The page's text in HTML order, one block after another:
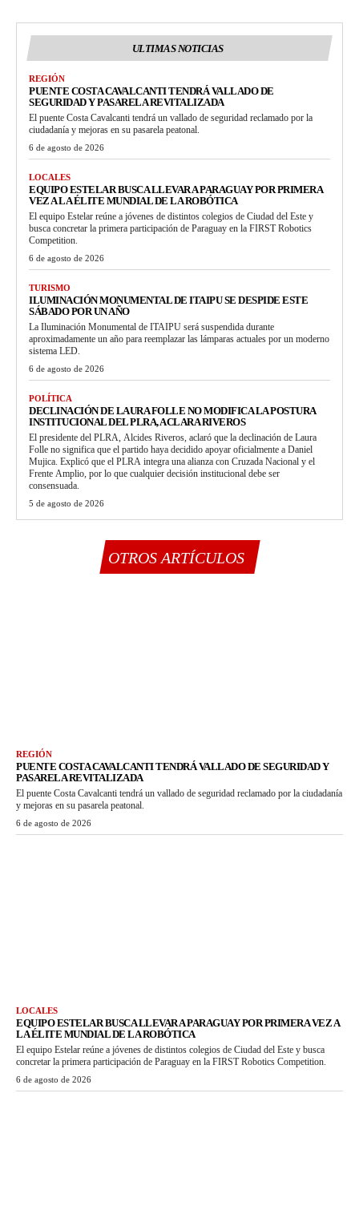
ULTIMAS NOTICIAS
REGIÓN
PUENTE COSTA CAVALCANTI TENDRÁ VALLADO DE
SEGURIDAD Y PASARELA REVITALIZADA
El puente Costa Cavalcanti tendrá un vallado de seguridad reclamado por la
ciudadanía y mejoras en su pasarela peatonal.
6 de agosto de 2026
LOCALES
EQUIPO ESTELAR BUSCA LLEVAR A PARAGUAY POR PRIMERA
VEZ A LA ÉLITE MUNDIAL DE LA ROBÓTICA
El equipo Estelar reúne a jóvenes de distintos colegios de Ciudad del Este y
busca concretar la primera participación de Paraguay en la FIRST Robotics
Competition.
6 de agosto de 2026
TURISMO
ILUMINACIÓN MONUMENTAL DE ITAIPU SE DESPIDE ESTE
SÁBADO POR UN AÑO
La Iluminación Monumental de ITAIPU será suspendida durante
aproximadamente un año para reemplazar las lámparas actuales por un moderno
sistema LED.
6 de agosto de 2026
POLÍTICA
DECLINACIÓN DE LAURA FOLLE NO MODIFICA LA POSTURA
INSTITUCIONAL DEL PLRA, ACLARA RIVEROS
El presidente del PLRA, Alcides Riveros, aclaró que la declinación de Laura
Folle no significa que el partido haya decidido apoyar oficialmente a Daniel
Mujica. Explicó que el PLRA integra una alianza con Cruzada Nacional y el
Frente Amplio, por lo que cualquier decisión institucional debe ser
consensuada.
5 de agosto de 2026
OTROS ARTÍCULOS
REGIÓN
PUENTE COSTA CAVALCANTI TENDRÁ VALLADO DE SEGURIDAD Y
PASARELA REVITALIZADA
El puente Costa Cavalcanti tendrá un vallado de seguridad reclamado por la ciudadanía
y mejoras en su pasarela peatonal.
6 de agosto de 2026
LOCALES
EQUIPO ESTELAR BUSCA LLEVAR A PARAGUAY POR PRIMERA VEZ A
LA ÉLITE MUNDIAL DE LA ROBÓTICA
El equipo Estelar reúne a jóvenes de distintos colegios de Ciudad del Este y busca
concretar la primera participación de Paraguay en la FIRST Robotics Competition.
6 de agosto de 2026